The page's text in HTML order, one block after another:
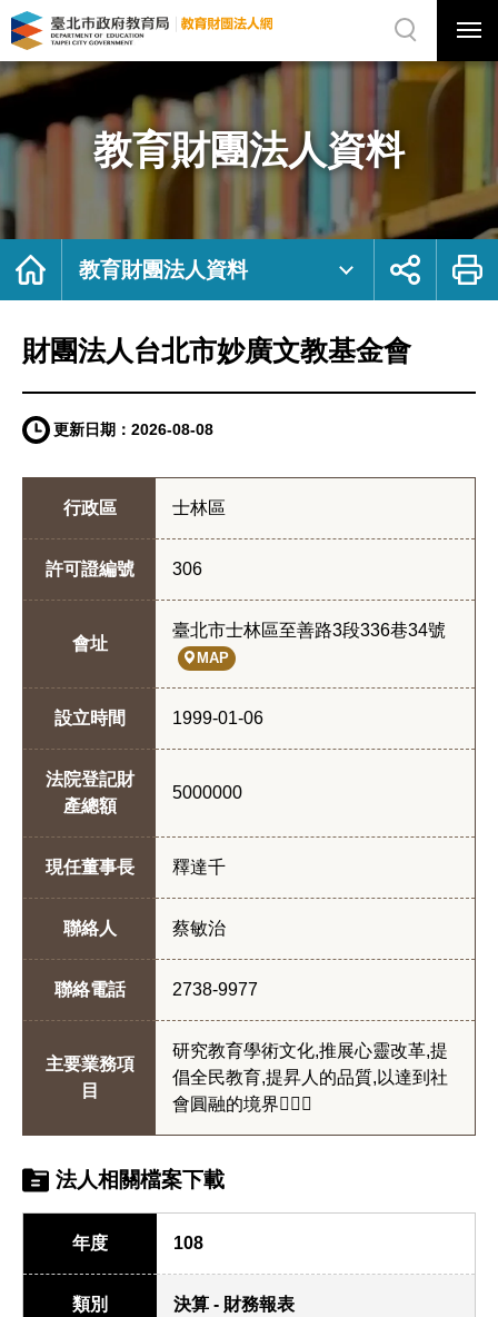
財
團
人
市
妙
會
北
育
網
站
選
選
單
關
網
站
尋
教育財團法人資料
首
教育財團法人資料
展
鈕
列
財團法人台北市妙廣文教基金會
更新日期： 2026-08-08
行政區 士林區
許可證編號 306
會址
臺北市士林區至善路3段336巷34號
MAP
設立時間 1999-01-06
法院登記財
產總額
5000000
現任董事長 釋達千
聯絡人 蔡敏治
聯絡電話 2738-9977
主要業務項
目
研究教育學術文化,推展心靈改革,提
倡全民教育,提昇人的品質,以達到社
會圓融的境界
法人相關檔案下載
年度 108
類別 決算 - 財務報表